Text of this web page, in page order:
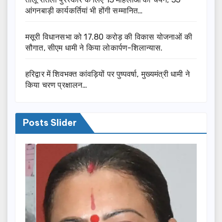
आंगनबाड़ी कार्यकर्तियां भी होंगी सम्मानित…
मसूरी विधानसभा को 17.80 करोड़ की विकास योजनाओं की
सौगात, सीएम धामी ने किया लोकार्पण-शिलान्यास.
हरिद्वार में शिवभक्त कांवड़ियों पर पुष्पवर्षा, मुख्यमंत्री धामी ने
किया चरण प्रक्षालन…
Posts Slider